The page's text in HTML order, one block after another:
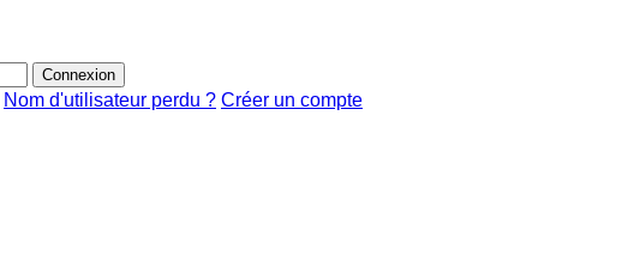
Nom d'utilisateur perdu ? Créer un compte